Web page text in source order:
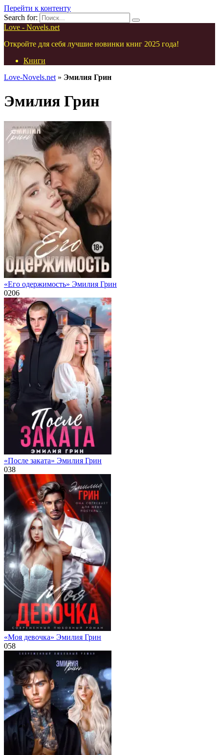
Перейти к контенту
Search for:
Love - Novels.net
Откройте для себя лучшие новинки книг 2025 года!
Книги
Love-Novels.net » Эмилия Грин
Эмилия Грин
«Его одержимость» Эмилия Грин
0206
«После заката» Эмилия Грин
038
«Моя девочка» Эмилия Грин
058